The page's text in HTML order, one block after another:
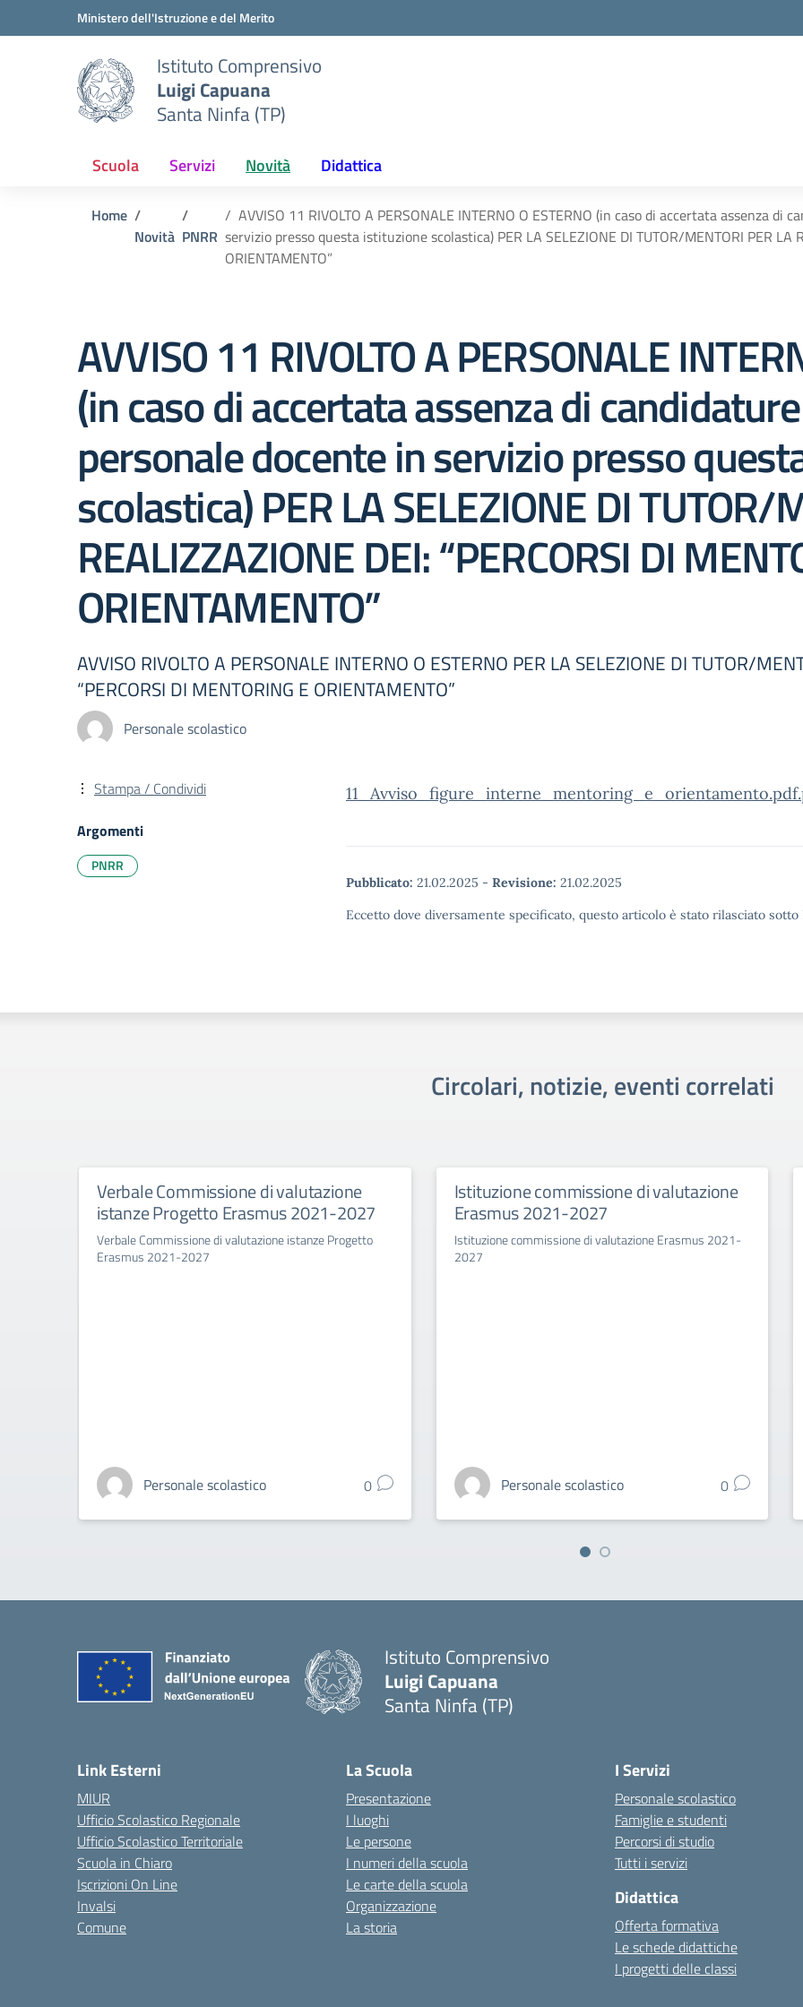
Vai ai contenuti
Vai al menu di navigazioneMinistero dell'Istruzione e del Merito
Istituto Comprensivo
Luigi Capuana
Santa Ninfa (TP)
Scuola Servizi Novità Didattica
Home
Novità PNRR
AVVISO 11 RIVOLTO A PERSONALE INTERNO O ESTERNO (in caso di accertata assenza
servizio presso questa istituzione scolastica) PER LA SELEZIONE DI TUTOR/MENTORI PER LA
ORIENTAMENTO”
AVVISO 11 RIVOLTO A PERSONALE
(in caso di accertata assenza di
personale docente in servizio presso
scolastica) PER LA SELEZIONE DI TUTOR/
REALIZZAZIONE DEI: “PERCORSI DI
ORIENTAMENTO”
AVVISO RIVOLTO A PERSONALE INTERNO O ESTERNO PER LA SELEZIONE DI TUTOR/
“PERCORSI DI MENTORING E ORIENTAMENTO”
Personale scolastico
Pubblicato: 21.02.2025 - Revisione: 21.02.2025
Eccetto dove diversamente specificato, questo articolo è stato rilasciato
Stampa / Condividi
Argomenti
PNRR
Circolari, notizie, eventi correlati
Verbale Commissione di valutazione
istanze Progetto Erasmus 2021-2027
Verbale Commissione di valutazione istanze Progetto
Erasmus 2021-2027
Personale scolastico 0
Istituzione commissione di valutazione
Erasmus 2021-2027
Istituzione commissione di valutazione Erasmus 2021-
2027
Personale scolastico 0
Istituto Comprensivo
Luigi Capuana
Santa Ninfa (TP)
Link Esterni
MIUR
Ufficio Scolastico Regionale
Ufficio Scolastico Territoriale
Scuola in Chiaro
Iscrizioni On Line
Invalsi
Comune
La Scuola
Presentazione
I luoghi
Le persone
I numeri della scuola
Le carte della scuola
Organizzazione
La storia
I Servizi
Personale scolastico
Famiglie e studenti
Percorsi di studio
Tutti i servizi
Didattica
Offerta formativa
Le schede didattiche
I progetti delle classi